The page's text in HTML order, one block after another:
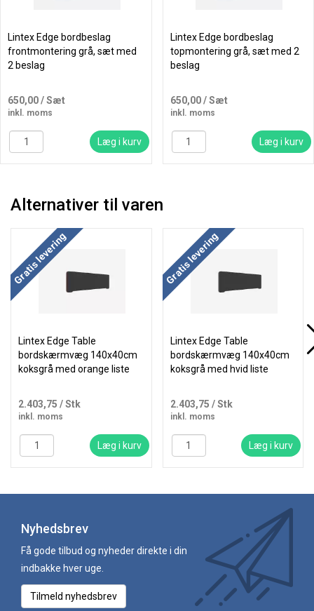
Lintex Edge bordbeslag
frontmontering grå, sæt med
2 beslag
650,00/ Sæt
inkl. moms
Læg i kurv
Lintex Edge bordbeslag
topmontering grå, sæt med 2
beslag
650,00/ Sæt
inkl. moms
Læg i kurv
Alternativer til varen
Køb mere og spar
Gratis levering
Lintex Edge Table
bordskærmvæg 140x40cm
koksgrå med orange liste
2.403,75 / Stk
inkl. moms
Læg i kurv
Køb mere og spar
Gratis levering
Lintex Edge Table
bordskærmvæg 140x40cm
koksgrå med hvid liste
2.403,75 / Stk
inkl. moms
Læg i kurv
Nyhedsbrev
Få gode tilbud og nyheder direkte i din
indbakke hver uge.
Tilmeld nyhedsbrev